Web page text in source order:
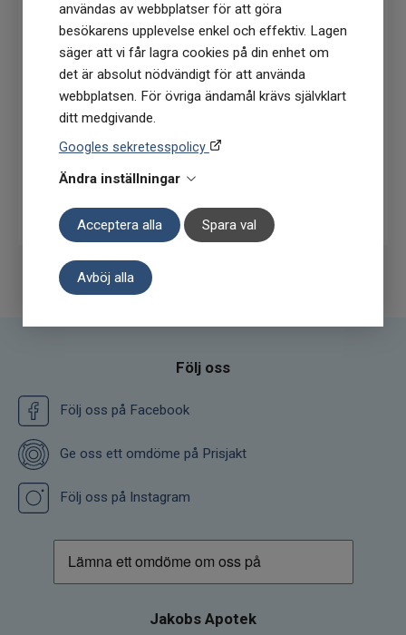
användas av webbplatser för att göra
besökarens upplevelse enkel och effektiv. Lagen
säger att vi får lagra cookies på din enhet om
det är absolut nödvändigt för att använda
webbplatsen. För övriga ändamål krävs självklart
ditt medgivande.
Googles sekretesspolicy
Ändra inställningar
Acceptera alla Spara val
Avböj alla
(Du får en kod till din mejl som gäller vid 1
köptillfälle på ordinarie priser)
Följ oss
Följ oss på Facebook
Ge oss ett omdöme på Prisjakt
Följ oss på Instagram
Jakobs Apotek